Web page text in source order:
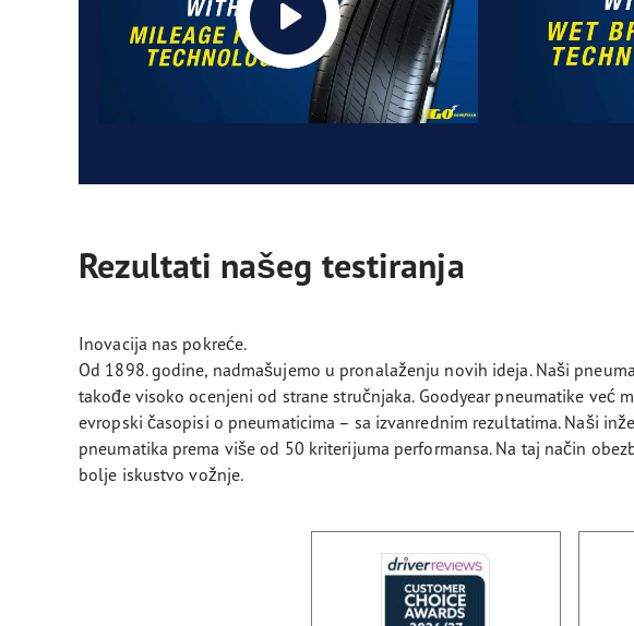
Rezultati našeg testiranja
Inovacija nas pokreće.
Od 1898. godine, nadmašujemo u pronalaženju novih ideja. Naši
takođe visoko ocenjeni od strane stručnjaka. Goodyear pneumatike već
evropski časopisi o pneumaticima – sa izvanrednim rezultatima. Naši
pneumatika prema više od 50 kriterijuma performansa. Na taj način
bolje iskustvo vožnje.